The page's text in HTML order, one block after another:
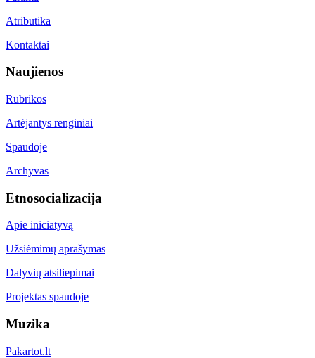
Atributika
Kontaktai
Naujienos
Rubrikos
Artėjantys renginiai
Spaudoje
Archyvas
Etnosocializacija
Apie iniciatyvą
Užsiėmimų aprašymas
Dalyvių atsiliepimai
Projektas spaudoje
Muzika
Pakartot.lt